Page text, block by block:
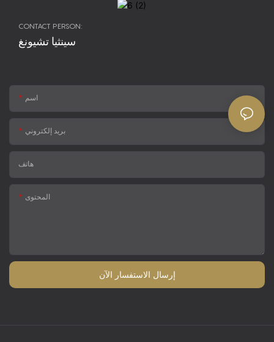
CONTACT PERSON:
سينثيا تشيونغ
اسم
بريد إلكتروني
هاتف
المحتوى
إرسال الاستفسار الآن